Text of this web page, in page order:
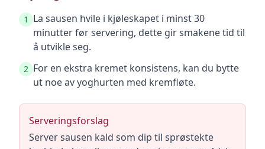
1
La sausen hvile i kjøleskapet i minst 30
minutter før servering, dette gir smakene tid til
å utvikle seg.
2 For en ekstra kremet konsistens, kan du bytte
ut noe av yoghurten med kremfløte.
Serveringsforslag
Server sausen kald som dip til sprøstekte